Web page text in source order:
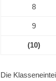
8
9
(10)
Die